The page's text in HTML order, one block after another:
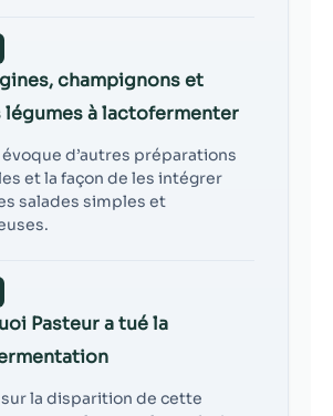
champignons et
légumes à lactofermenter
d’autres préparations
et la façon de les intégrer
salades simples et
Pasteur a tué la
la disparition de cette